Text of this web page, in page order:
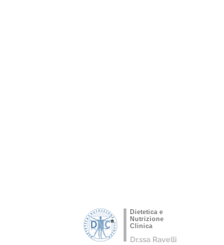
Dietetica e
Nutrizione
Clinica
Dr.ssa Ravelli